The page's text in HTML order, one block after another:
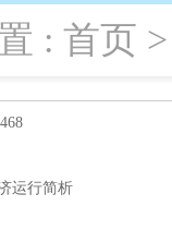
: 首页
运行简析